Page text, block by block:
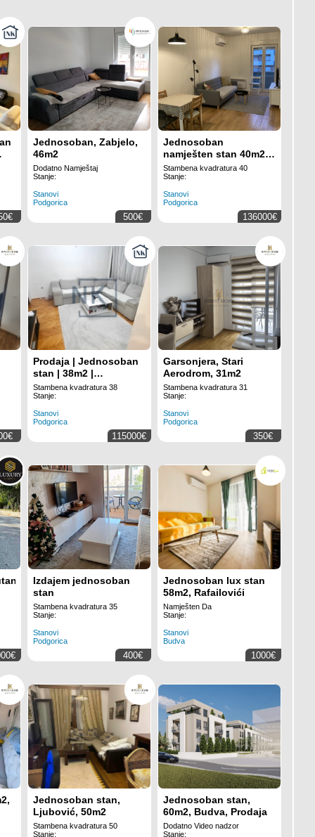
Jednosoban, Zabjelo,
46m2
Dodatno Namještaj
Stanje:
Stanovi
Podgorica
500€
Jednosoban
namješten stan 40m2
Central Point
Stambena kvadratura 40
Stanje:
Stanovi
Podgorica
136000€
Prodaja | Jednosoban
stan | 38m2 |
Podgorica, Stari
Aerodrom
Stambena kvadratura 38
Stanje:
Stanovi
Podgorica
115000€
Garsonjera, Stari
Aerodrom, 31m2
Stambena kvadratura 31
Stanje:
Stanovi
Podgorica
350€
Izdajem jednosoban
stan
Stambena kvadratura 35
Stanje:
Stanovi
Podgorica
400€
Jednosoban lux stan
58m2, Rafailovići
Namješten Da
Stanje:
Stanovi
Budva
1000€
Jednosoban stan,
Ljubović, 50m2
Stambena kvadratura 50
Stanje:
Jednosoban stan,
60m2, Budva, Prodaja
Dodatno Video nadzor
Stanje: